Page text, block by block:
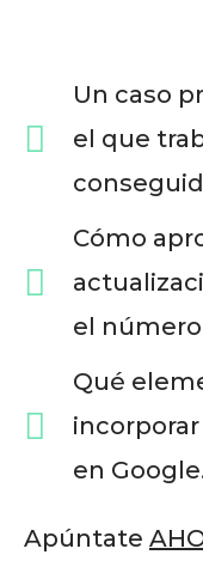
Un caso
el que
Cómo
el
Qué
en
Apúntate